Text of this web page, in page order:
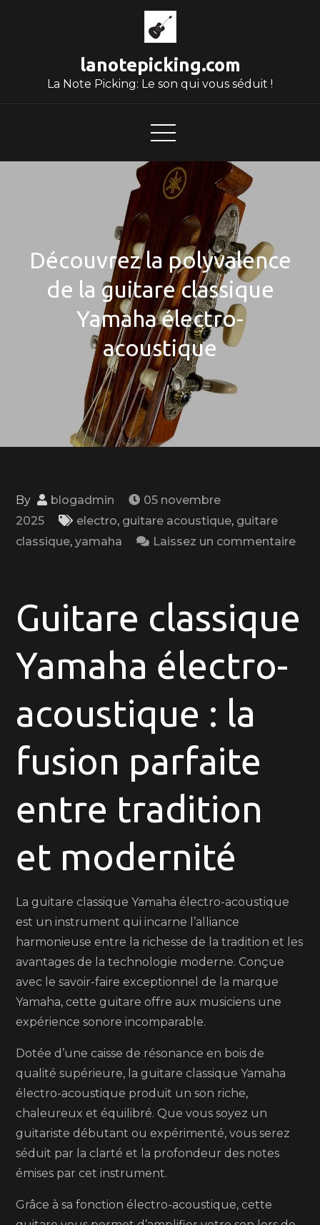
lanotepicking.com
La Note Picking: Le son qui vous séduit !
Découvrez la polyvalence
de la guitare classique
Yamaha électro-
acoustique
By blogadmin
05 novembre
2025
electro, guitare acoustique, guitare
classique,yamaha
Laissez un commentaire
polyvalence
la
guitare
Yamaha
acoustique
Guitare classique
Yamaha électro-
acoustique : la
fusion parfaite
entre tradition
et modernité
La guitare classique Yamaha électro-acoustique
est un instrument qui incarne l’alliance
harmonieuse entre la richesse de la tradition et les
avantages de la technologie moderne. Conçue
avec le savoir-faire exceptionnel de la marque
Yamaha, cette guitare offre aux musiciens une
expérience sonore incomparable.
Dotée d’une caisse de résonance en bois de
qualité supérieure, la guitare classique Yamaha
électro-acoustique produit un son riche,
chaleureux et équilibré. Que vous soyez un
guitariste débutant ou expérimenté, vous serez
séduit par la clarté et la profondeur des notes
émises par cet instrument.
Grâce à sa fonction électro-acoustique, cette